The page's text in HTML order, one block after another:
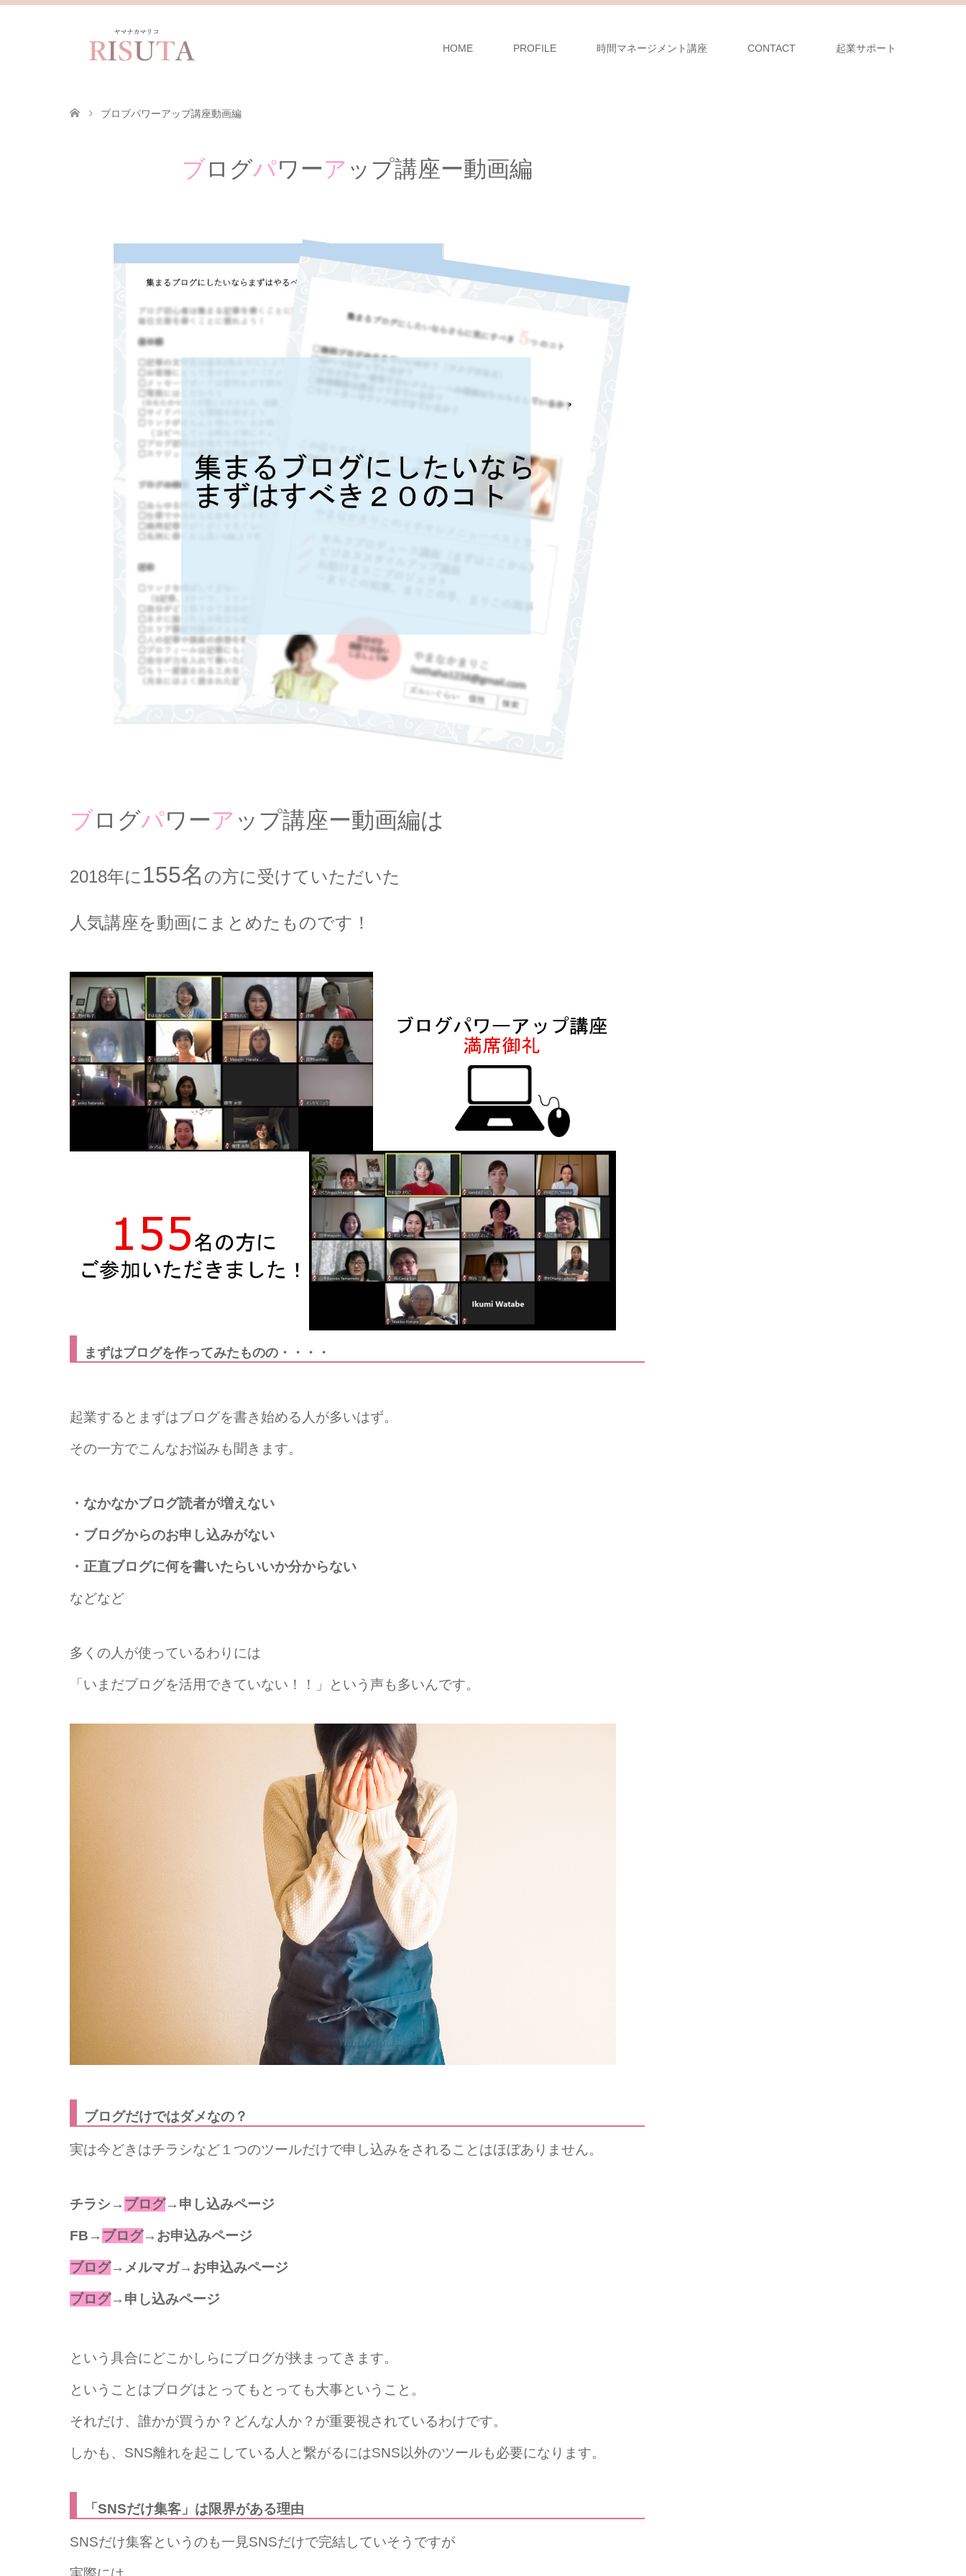
HOME PROFILE 時間マネージメント講座 CONTACT 起業サポート
ブロブパワーアップ講座動画編
ブログパワーア ップ講座ー動画編
ブログパワーア ップ講座ー動画編は
2018年に 155名 の方に受けていただいた
人気講座を動画にまとめたものです！
まずはブログを作ってみたものの・・・・
起業するとまずはブログを書き始める人が多いはず。
その一方でこんなお悩みも聞きます。
・なかなかブログ読者が増えない
・ブログからのお申し込みがない
・正直ブログに何を書いたらいいか分からない
などなど
多くの人が使っているわりには
「いまだブログを活用できていない！！」という声も多いんです。
ブログだけではダメなの？
実は今どきはチラシなど１つのツールだけで申し込みをされることはほぼありません。
チラシ→ ブログ→申し込みページ
FB→ ブログ→お申込みページ
ブログ→メルマガ→お申込みページ
ブログ→申し込みページ
という具合にどこかしらにブログが挟まってきます。
ということはブログはとってもとっても大事ということ。
それだけ、誰かが買うか？どんな人か？が重要視されているわけです。
しかも、SNS離れを起こしている人と繋がるにはSNS以外のツールも必要になります。
「SNSだけ集客」は限界がある理由
SNSだけ集客というのも一見SNSだけで完結していそうですが